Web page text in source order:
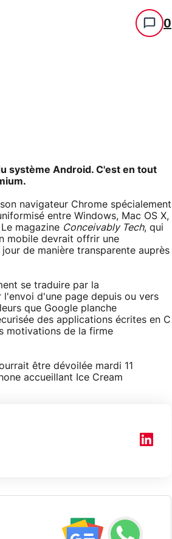
0
système Android. C'est en tout
navigateur Chrome spécialement
entre Windows, Mac OS X,
magazine Conceivably Tech, qui
mobile devrait offrir une
de manière transparente auprès
se traduire par la
d'une page depuis ou vers
que Google planche
des applications écrites en C
motivations de la firme
être dévoilée mardi 11
accueillant Ice Cream